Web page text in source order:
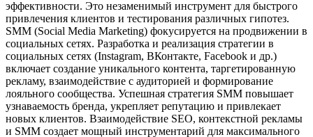
эффективности. Это незаменимый инструмент для быстрого
привлечения клиентов и тестирования различных гипотез.
SMM (Social Media Marketing) фокусируется на продвижении в
социальных сетях. Разработка и реализация стратегии в
социальных сетях (Instagram, ВКонтакте, Facebook и др.)
включает создание уникального контента, таргетированную
рекламу, взаимодействие с аудиторией и формирование
лояльного сообщества. Успешная стратегия SMM повышает
узнаваемость бренда, укрепляет репутацию и привлекает
новых клиентов. Взаимодействие SEO, контекстной рекламы
и SMM создает мощный инструментарий для максимального